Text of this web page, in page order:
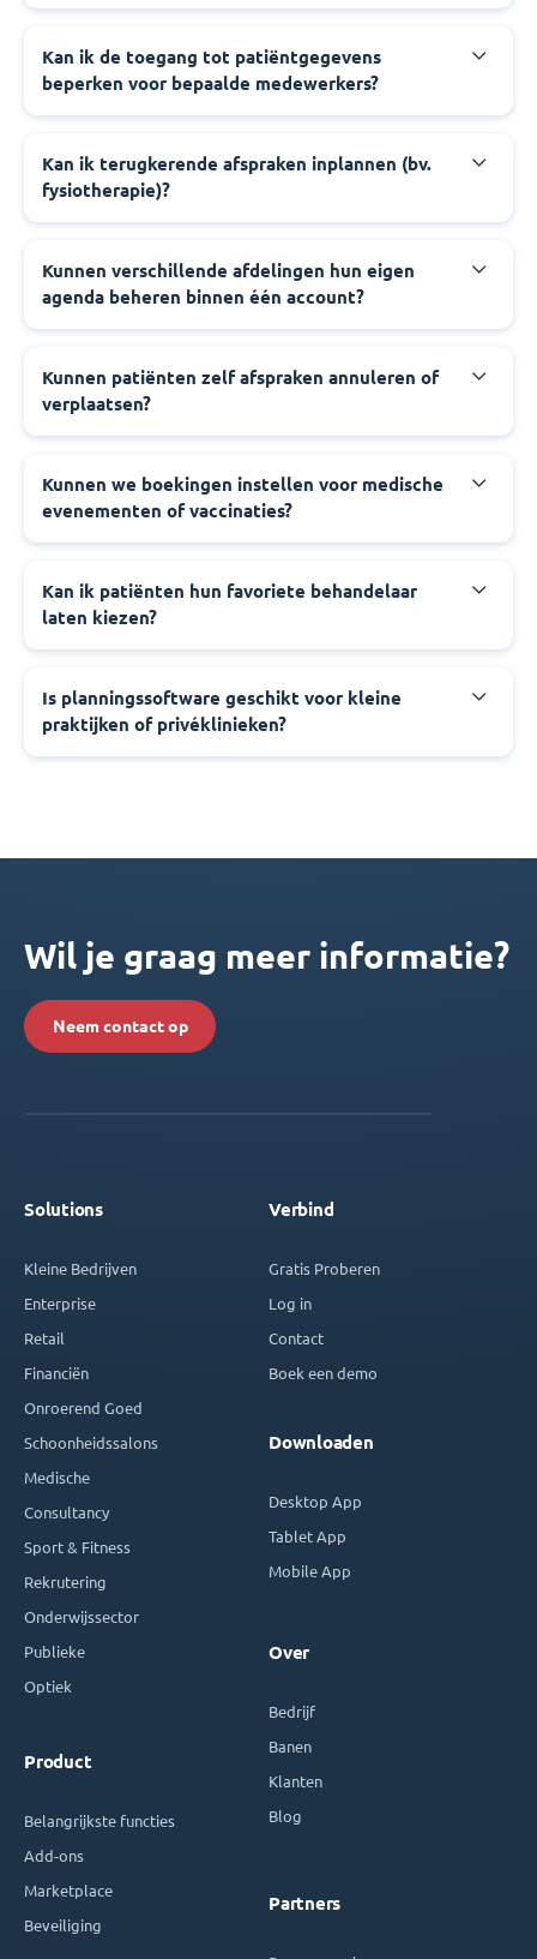
Kan ik de toegang tot patiëntgegevens
beperken voor bepaalde medewerkers?
Kan ik terugkerende afspraken inplannen (bv.
fysiotherapie)?
Kunnen verschillende afdelingen hun eigen
agenda beheren binnen één account?
Kunnen patiënten zelf afspraken annuleren of
verplaatsen?
Kunnen we boekingen instellen voor medische
evenementen of vaccinaties?
Kan ik patiënten hun favoriete behandelaar
laten kiezen?
Is planningssoftware geschikt voor kleine
praktijken of privéklinieken?
Wil je graag meer informatie?
Neem contact op
Solutions
Kleine Bedrijven
Enterprise
Retail
Financiën
Onroerend Goed
Schoonheidssalons
Medische
Consultancy
Sport & Fitness
Rekrutering
Onderwijssector
Publieke
Optiek
Product
Belangrijkste functies
Add-ons
Marketplace
Beveiliging
Verbind
Gratis Proberen
Log in
Contact
Boek een demo
Downloaden
Desktop App
Tablet App
Mobile App
Over
Bedrijf
Banen
Klanten
Blog
Partners